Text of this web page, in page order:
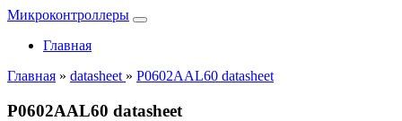
Микроконтроллеры
Главная
Главная » datasheet » P0602AAL60 datasheet
P0602AAL60 datasheet